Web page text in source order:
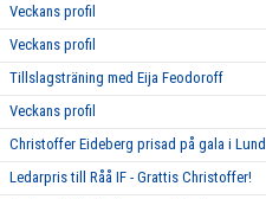
Veckans profil
Veckans profil
Tillslagsträning med Eija Feodoroff
Veckans profil
Christoffer Eideberg prisad på gala i Lund
Ledarpris till Råå IF - Grattis Christoffer!